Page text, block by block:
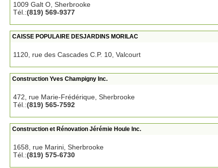
1009 Galt O, Sherbrooke
Tél.:(819) 569-9377
CAISSE POPULAIRE DESJARDINS MORILAC
1120, rue des Cascades C.P. 10, Valcourt
Construction Yves Champigny Inc.
472, rue Marie-Frédérique, Sherbrooke
Tél.:(819) 565-7592
Construction et Rénovation Jérémie Houle Inc.
1658, rue Marini, Sherbrooke
Tél.:(819) 575-6730